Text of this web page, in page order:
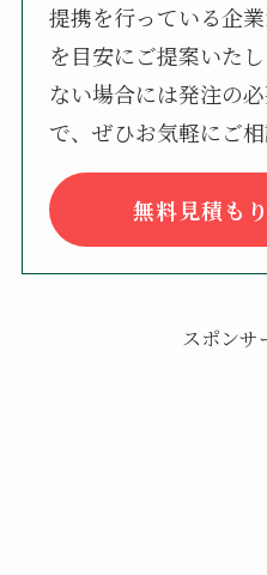
提携を行っている企
を目安にご提案いた
ない場合には発注の
で、ぜひお気軽にご相
無料見積も
スポンサ